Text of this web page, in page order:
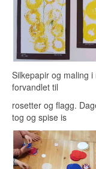
Silkepapir og maling
forvandlet til
rosetter og flagg.
tog og spise is